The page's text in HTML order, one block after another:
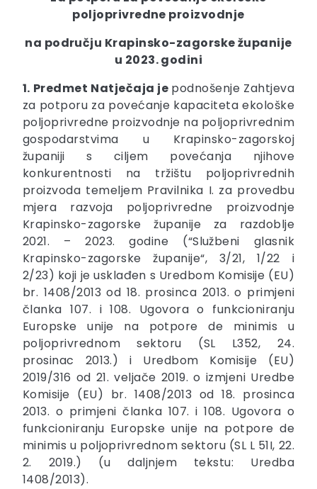
poljoprivredne proizvodnje
na području Krapinsko-zagorske županije
u 2023. godini
1. Predmet Natječaja je podnošenje Zahtjeva
za potporu za povećanje kapaciteta ekološke
poljoprivredne proizvodnje na poljoprivrednim
gospodarstvima u Krapinsko-zagorskoj
županiji s ciljem povećanja njihove
konkurentnosti na tržištu poljoprivrednih
proizvoda temeljem Pravilnika I. za provedbu
mjera razvoja poljoprivredne proizvodnje
Krapinsko-zagorske županije za razdoblje
2021. – 2023. godine (“Službeni glasnik
Krapinsko-zagorske županije“, 3/21, 1/22 i
2/23) koji je usklađen s Uredbom Komisije (EU)
br. 1408/2013 od 18. prosinca 2013. o primjeni
članka 107. i 108. Ugovora o funkcioniranju
Europske unije na potpore de minimis u
poljoprivrednom sektoru (SL L352, 24.
prosinac 2013.) i Uredbom Komisije (EU)
2019/316 od 21. veljače 2019. o izmjeni Uredbe
Komisije (EU) br. 1408/2013 od 18. prosinca
2013. o primjeni članka 107. i 108. Ugovora o
funkcioniranju Europske unije na potpore de
minimis u poljoprivrednom sektoru (SL L 51I, 22.
2. 2019.) (u daljnjem tekstu: Uredba
1408/2013).